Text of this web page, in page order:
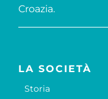
Croazia.
LA SOCIETÀ
Storia